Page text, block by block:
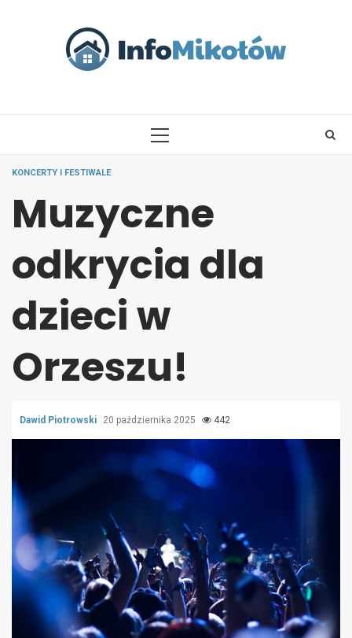
PRIMARY
KONCERTY I FESTIWALE
Muzyczne
odkrycia dla
dzieci w
Orzeszu!
Dawid Piotrowski 20 października 2025 442